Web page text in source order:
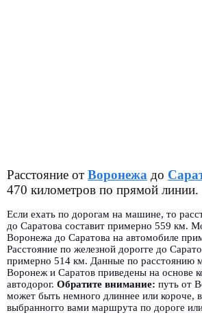
Расстояние от Воронежа до
470 километров по прямой линии.
Если ехать по дорогам на машине, то
до Саратова составит примерно 559 км.
Воронежа до Саратова на автомобиле
Расстояние по железной дорогге до
примерно 514 км. Данные по расстоянию
Воронеж и Саратов приведены на основе
автодорог. Обратите внимание: путь от
может быть немного длиннее или короче,
выбранногго вами маршрута по дороге